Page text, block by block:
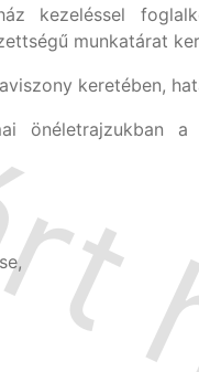
kezeléssel
munkatárat
keretében,
önéletrajzukban